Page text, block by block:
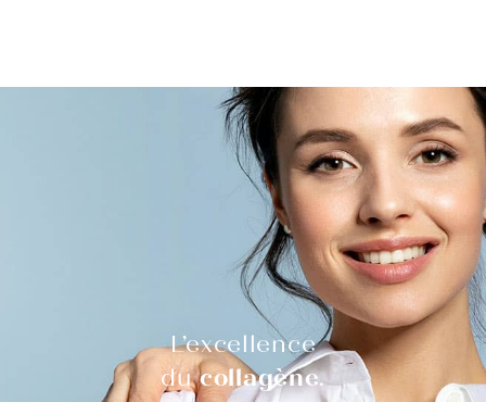
L’excellence
ducollagène.